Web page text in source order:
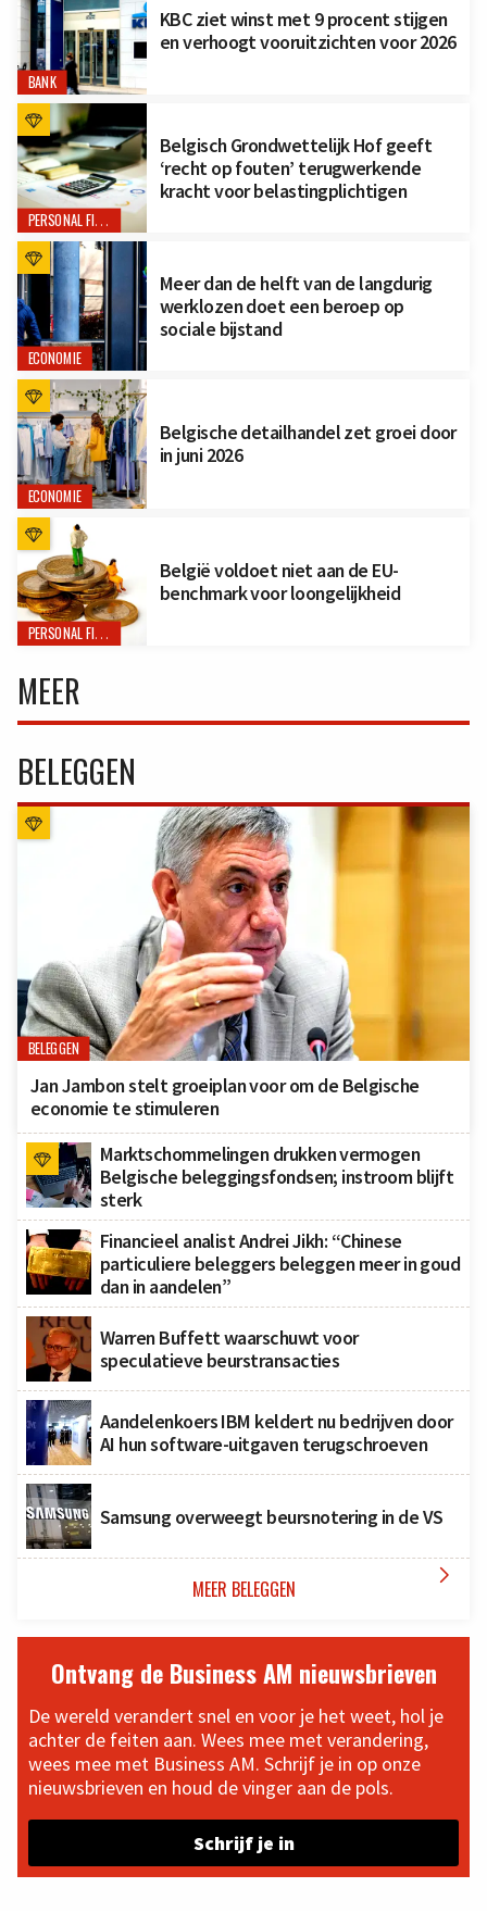
BANK
KBC ziet winst met 9 procent stijgen
en verhoogt vooruitzichten voor 2026
PERSONAL FINANCE
Belgisch Grondwettelijk Hof geeft
‘recht op fouten’ terugwerkende
kracht voor belastingplichtigen
ECONOMIE
Meer dan de helft van de langdurig
werklozen doet een beroep op
sociale bijstand
ECONOMIE
Belgische detailhandel zet groei door
in juni 2026
PERSONAL FINANCE
België voldoet niet aan de EU-
benchmark voor loongelijkheid
MEER
BELEGGEN
BELEGGEN
Jan Jambon stelt groeiplan voor om de Belgische
economie te stimuleren
Marktschommelingen drukken vermogen
Belgische beleggingsfondsen; instroom blijft
sterk
Financieel analist Andrei Jikh: “Chinese
particuliere beleggers beleggen meer in goud
dan in aandelen”
Warren Buffett waarschuwt voor
speculatieve beurstransacties
Aandelenkoers IBM keldert nu bedrijven door
AI hun software-uitgaven terugschroeven
Samsung overweegt beursnotering in de VS
MEER BELEGGEN 
Ontvang de Business AM nieuwsbrieven
De wereld verandert snel en voor je het weet, hol je
achter de feiten aan. Wees mee met verandering,
wees mee met Business AM. Schrijf je in op onze
nieuwsbrieven en houd de vinger aan de pols.
Schrijf je in